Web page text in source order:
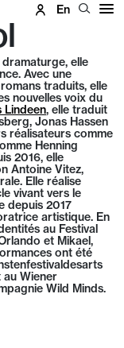
En
elle
Avec une
traduits, elle
nouvelles voix du
Lindeen, elle traduit
Jonas Hassen
réalisateurs comme
Henning
2016, elle
Antoine Vitez,
Elle réalise
vivant vers le
depuis 2017
artistique. En
au Festival
et Mikael,
ont été
au Wiener
Wild Minds.